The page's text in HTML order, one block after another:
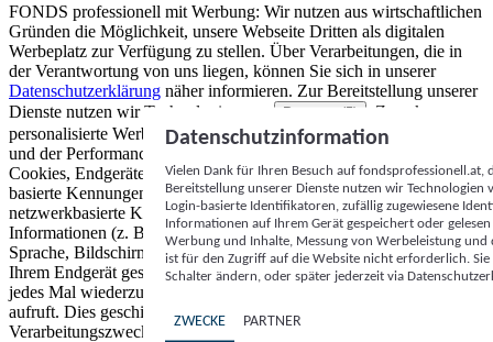
FONDS professionell mit Werbung: Wir nutzen aus wirtschaftlichen
Gründen die Möglichkeit, unsere Webseite Dritten als digitalen
Werbeplatz zur Verfügung zu stellen. Über Verarbeitungen, die in
der Verantwortung von uns liegen, können Sie sich in unserer
Datenschutzerklärung näher informieren. Zur Bereitstellung unserer
Dienste nutzen wir Technologien von
Partnern (5)
. Zwecke:
personalisierte Werbung und Inhalte, Messung von Werbeleistung
und der Performance von Inhalten sowie Zielgruppenforschung.
Cookies, Endgeräte- oder ähnliche Online-Kennungen (z. B. login-
basierte Kennungen, zufällig generierte Kennungen,
netzwerkbasierte Kennungen) können zusammen mit anderen
Informationen (z. B. Browsertyp und Browserinformationen,
Sprache, Bildschirmgröße, unterstützte Technologien usw.) auf
Ihrem Endgerät gespeichert oder von dort ausgelesen werden, um es
jedes Mal wiederzuerkennen, wenn es eine App oder einer Webseite
aufruft. Dies geschieht für einen oder mehrere der hier aufgeführten
Verarbeitungszwecke.
Datenschutzinformation
Vielen Dank für Ihren Besuch auf
Bereitstellung unserer Dienste nutzen wir Technologien
Login-basierte Identifikatoren, zufällig zugewiesene
Informationen auf Ihrem Gerät gespeichert oder
Werbung und Inhalte, Messung von Werbeleistung
ist für den Zugriff auf die Website nicht erforderlich.
Schalter ändern, oder später jederzeit via
ZWECKE PARTNER